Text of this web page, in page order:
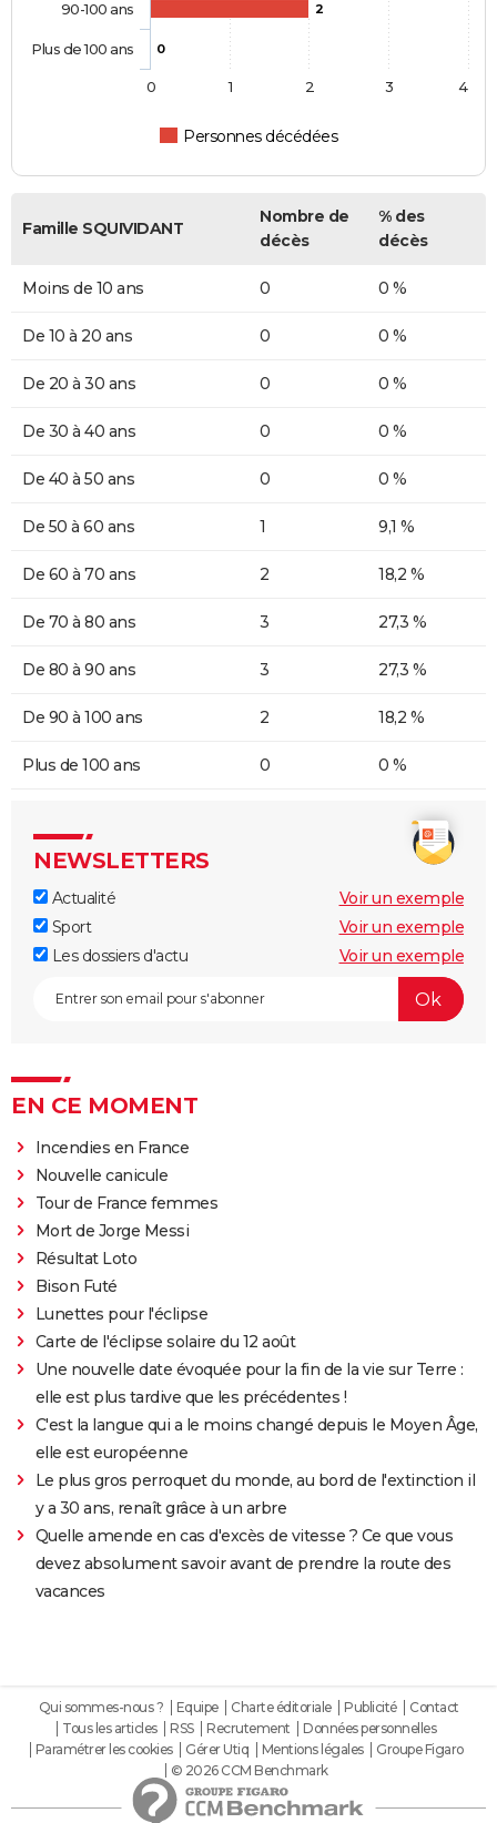
2
0
Personnes décédées
90-100 ans
Plus de 100 ans
0 1 2 3 4
Famille SQUIVIDANT
Nombre de
décès
% des
décès
Moins de 10 ans 0 0 %
De 10 à 20 ans 0 0 %
De 20 à 30 ans 0 0 %
De 30 à 40 ans 0 0 %
De 40 à 50 ans 0 0 %
De 50 à 60 ans 1 9,1 %
De 60 à 70 ans 2 18,2 %
De 70 à 80 ans 3 27,3 %
De 80 à 90 ans 3 27,3 %
De 90 à 100 ans 2 18,2 %
Plus de 100 ans 0 0 %
NEWSLETTERS
Actualité
Voir un exemple
Sport
Voir un exemple
Les dossiers d'actu
Voir un exemple
EN CE MOMENT
Incendies en France
Nouvelle canicule
Tour de France femmes
Mort de Jorge Messi
Résultat Loto
Bison Futé
Lunettes pour l'éclipse
Carte de l'éclipse solaire du 12 août
Une nouvelle date évoquée pour la fin de la vie sur Terre :
elle est plus tardive que les précédentes !
C'est la langue qui a le moins changé depuis le Moyen Âge,
elle est européenne
Le plus gros perroquet du monde, au bord de l'extinction il
y a 30 ans, renaît grâce à un arbre
Quelle amende en cas d'excès de vitesse ? Ce que vous
devez absolument savoir avant de prendre la route des
vacances
Qui sommes-nous ? Equipe Charte éditoriale Publicité
Contact
Tous les articles
RSS Recrutement
Données personnelles
Paramétrer les cookies
Gérer Utiq Mentions légales
Groupe Figaro
© 2026 CCM Benchmark